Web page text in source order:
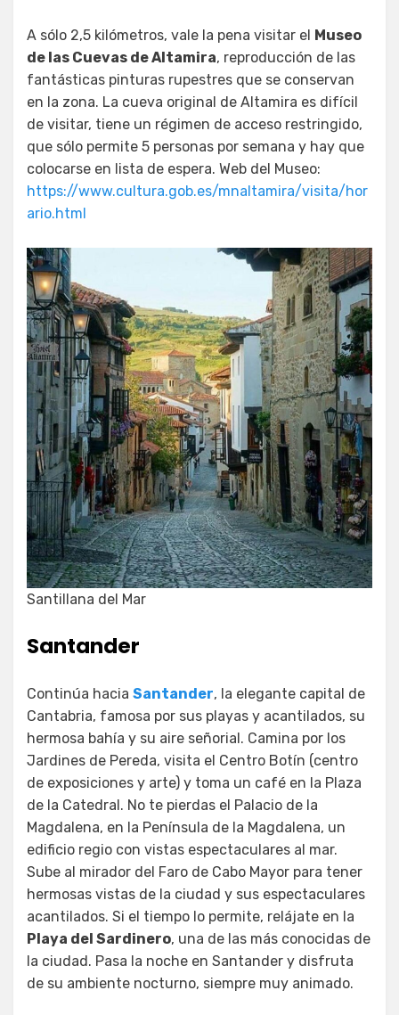
A sólo 2,5 kilómetros, vale la pena visitar el Museo
de las Cuevas de Altamira, reproducción de las
fantásticas pinturas rupestres que se conservan
en la zona. La cueva original de Altamira es difícil
de visitar, tiene un régimen de acceso restringido,
que sólo permite 5 personas por semana y hay que
colocarse en lista de espera. Web del Museo:
https://www.cultura.gob.es/mnaltamira/visita/hor
ario.html
Santillana del Mar
Santander
Continúa hacia Santander, la elegante capital de
Cantabria, famosa por sus playas y acantilados, su
hermosa bahía y su aire señorial. Camina por los
Jardines de Pereda, visita el Centro Botín (centro
de exposiciones y arte) y toma un café en la Plaza
de la Catedral. No te pierdas el Palacio de la
Magdalena, en la Península de la Magdalena, un
edificio regio con vistas espectaculares al mar.
Sube al mirador del Faro de Cabo Mayor para tener
hermosas vistas de la ciudad y sus espectaculares
acantilados. Si el tiempo lo permite, relájate en la
Playa del Sardinero, una de las más conocidas de
la ciudad. Pasa la noche en Santander y disfruta
de su ambiente nocturno, siempre muy animado.